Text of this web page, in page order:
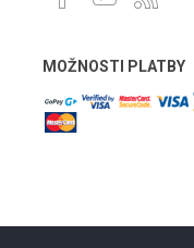
MOŽNOSTI PLATBY